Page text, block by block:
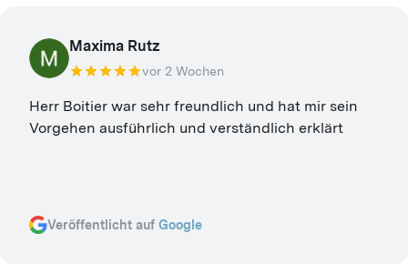
Maxima Rutz
vor 2 Wochen
Herr Boitier war sehr freundlich und hat mir sein
Vorgehen ausführlich und verständlich erklärt
Veröffentlicht auf Google